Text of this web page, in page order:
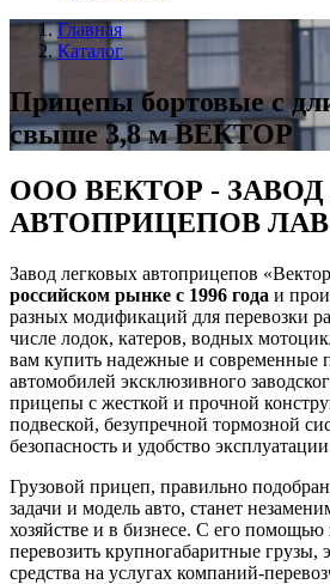
Главная
Каталог
Прицепы бортовые с
свыше 3,8 м ВЕКТОР
ООО ВЕКТОР -
АВТОПРИЦЕПОВ ЛАВ
Завод легковых автоприцепов
российском рынке с 1996 года и
разных модификаций для перевозки
числе лодок, катеров, водных
вам купить надежные и современные
автомобилей эксклюзивного
прицепы с жесткой и прочной
подвеской, безупречной тормозной
безопасность и удобство
Грузовой прицеп, правильно
задачи и модель авто, станет
хозяйстве и в бизнесе. С его
перевозить крупногабаритные грузы,
средства на услугах компаний-